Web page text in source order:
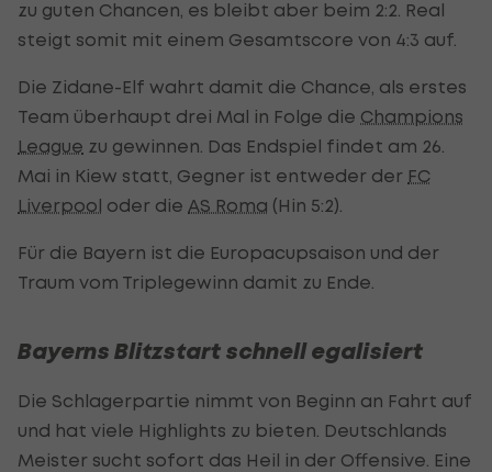
zu guten Chancen, es bleibt aber beim 2:2. Real
steigt somit mit einem Gesamtscore von 4:3 auf.
Die Zidane-Elf wahrt damit die Chance, als erstes
Team überhaupt drei Mal in Folge die Champions
League zu gewinnen. Das Endspiel findet am 26.
Mai in Kiew statt, Gegner ist entweder der FC
Liverpool oder die AS Roma (Hin 5:2).
Für die Bayern ist die Europacupsaison und der
Traum vom Triplegewinn damit zu Ende.
Bayerns Blitzstart schnell egalisiert
Die Schlagerpartie nimmt von Beginn an Fahrt auf
und hat viele Highlights zu bieten. Deutschlands
Meister sucht sofort das Heil in der Offensive. Eine